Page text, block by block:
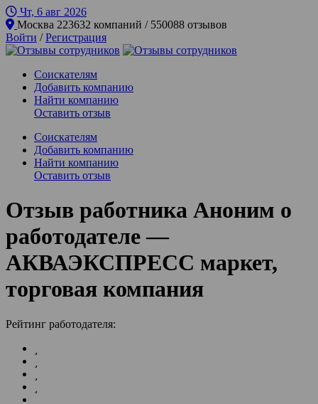
Чт, 6 авг 2026
Москва
223632 компаний / 550088 отзывов
Войти /Регистрация
Соискателям
Добавить компанию
Найти компанию
Оставить отзыв
Соискателям
Добавить компанию
Найти компанию
Оставить отзыв
Отзыв работника Аноним о
работодателе —
АКВАЭКСПРЕСС маркет,
торговая компания
Рейтинг работодателя: